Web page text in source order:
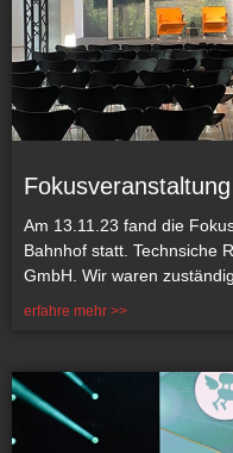
Am 13.11.23 fand die
Bahnhof statt. Technsiche
GmbH. Wir waren
erfahre mehr >>